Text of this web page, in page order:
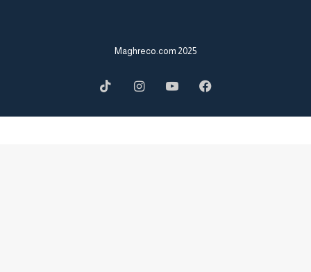
2025 Maghreco.com
Facebook
YouTube
Instagram